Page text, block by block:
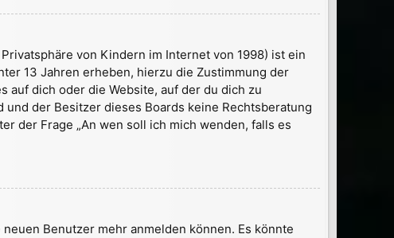
von Kindern im Internet von 1998) ist ein
13 Jahren erheben, hierzu die Zustimmung der
auf dich oder die Website, auf der du dich zu
der Besitzer dieses Boards keine Rechtsberatung
der Frage „An wen soll ich mich wenden, falls es
Benutzer mehr anmelden können. Es könnte